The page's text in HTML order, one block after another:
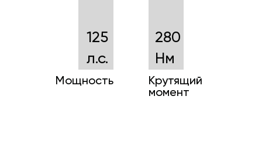
125
л.с.
Мощность
280
Нм
Крутящий
момент